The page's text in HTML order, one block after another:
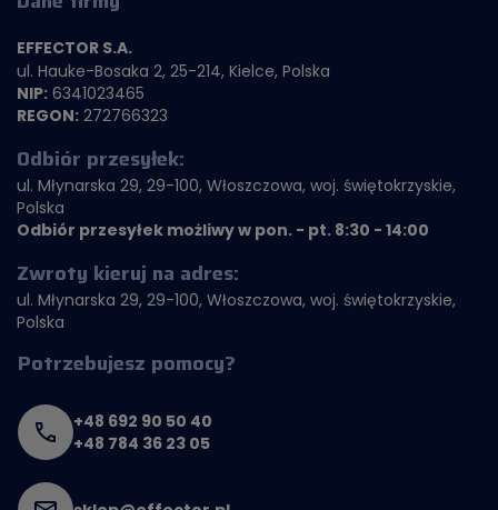
EFFECTOR S.A.
ul. Hauke-Bosaka 2, 25-214, Kielce, Polska
NIP: 6341023465
REGON: 272766323
Odbiór przesyłek:
ul. Młynarska 29, 29-100, Włoszczowa, woj. świętokrzyskie,
Polska
Odbiór przesyłek możliwy w pon. - pt. 8:30 - 14:00
Zwroty kieruj na adres:
ul. Młynarska 29, 29-100, Włoszczowa, woj. świętokrzyskie,
Polska
Potrzebujesz pomocy?
+48 692 90 50 40
+48 784 36 23 05